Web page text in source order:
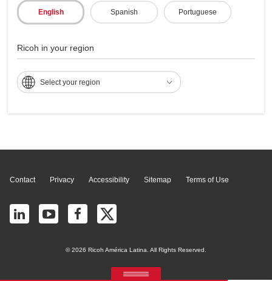
English Spanish Portuguese
Ricoh in your region
Select your region
3554
Contact Privacy Accessibility Sitemap Terms of Use
© 2026 Ricoh América Latina. All Rights Reserved.